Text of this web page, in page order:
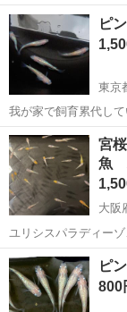
ピ
東京
我が家で飼育累代し
譲りします。…
東京 羽村市
宮
魚
大阪
ユリシスパラディー
つの販売になります…
大阪 堺市 北
ピ
800